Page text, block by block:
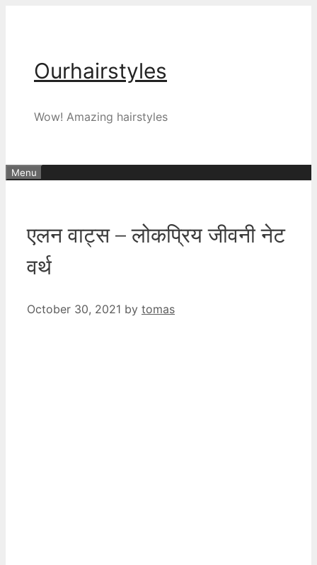
Ourhairstyles
Wow! Amazing hairstyles
Menu
एलन वाट्स – लोकप्रिय जीवनी नेट
वर्थ
October 30, 2021 by tomas